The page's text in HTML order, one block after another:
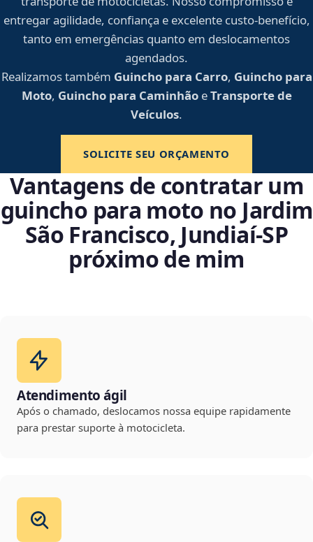
entregar agilidade, confiança e excelente custo-benefício,
tanto em emergências quanto em deslocamentos
agendados.
Realizamos também Guincho para Carro, Guincho para
Moto, Guincho para CaminhãoeTransporte de
Veículos.
SOLICITE SEU ORÇAMENTO
Vantagens de contratar um
guincho para moto no Jardim
São Francisco, Jundiaí‑SP
próximo de mim
Atendimento ágil
Após o chamado, deslocamos nossa equipe rapidamente
para prestar suporte à motocicleta.